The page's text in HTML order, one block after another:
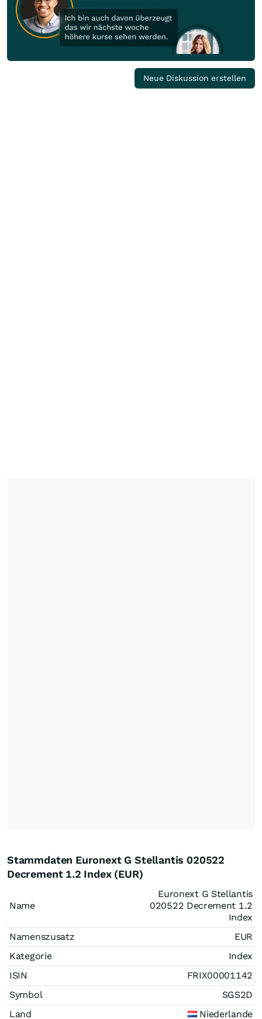
Neue Diskussion erstellen
Stammdaten Euronext G Stellantis 020522
Decrement 1.2 Index (EUR)
Name
Euronext G Stellantis
020522 Decrement 1.2
Index
Namenszusatz
EUR
Kategorie
Index
ISIN
FRIX00001142
Symbol
SGS2D
Land
Niederlande